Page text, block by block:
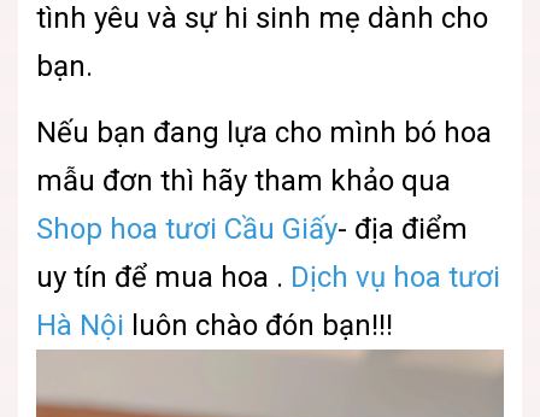
tình yêu và sự hi sinh mẹ dành cho
bạn.
Nếu bạn đang lựa cho mình bó hoa
mẫu đơn thì hãy tham khảo qua
Shop hoa tươi Cầu Giấy- địa điểm
uy tín để mua hoa . Dịch vụ hoa tươi
Hà Nội luôn chào đón bạn!!!